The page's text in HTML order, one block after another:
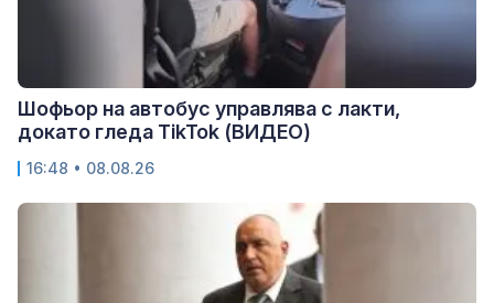
Шофьор на автобус управлява с лакти,
докато гледа TikTok (ВИДЕО)
16:48 • 08.08.26